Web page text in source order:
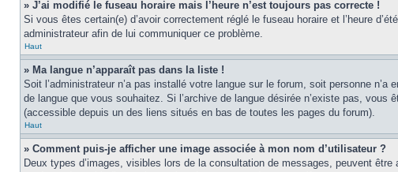
» J’ai modifié le fuseau horaire mais l’heure n’est toujours pas correcte !
Si vous êtes certain(e) d’avoir correctement réglé le fuseau horaire et l’heure
administrateur afin de lui communiquer ce problème.
Haut
» Ma langue n’apparaît pas dans la liste !
Soit l’administrateur n’a pas installé votre langue sur le forum, soit personne
de langue que vous souhaitez. Si l’archive de langue désirée n’existe pas,
(accessible depuis un des liens situés en bas de toutes les pages du forum).
Haut
» Comment puis-je afficher une image associée à mon nom d’utilisateur ?
Deux types d’images, visibles lors de la consultation de messages, peuvent